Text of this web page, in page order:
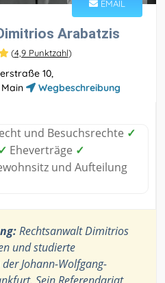
EMAIL
Arabatzis
(4,9 Punktzahl)
10,
Wegbeschreibung
und Besuchsrechte ✓
✓ Eheverträge ✓
und Aufteilung
Rechtsanwalt Dimitrios
und studierte
Johann-Wolfgang-